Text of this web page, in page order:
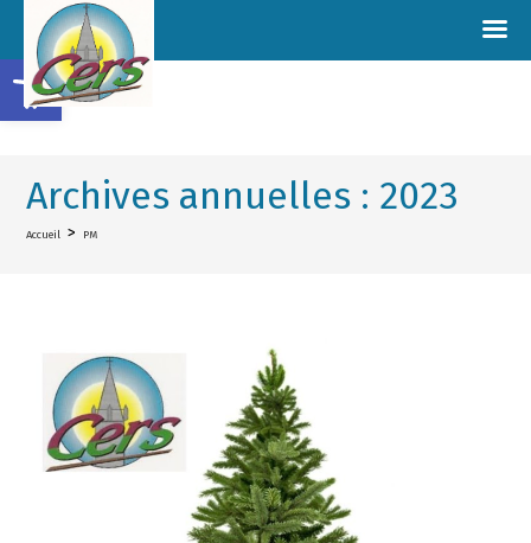
Archives annuelles : 2023
Accueil > PM
Ouvrir la barre d’outils